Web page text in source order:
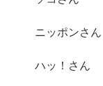
ニッポンさん
ハッ！さん